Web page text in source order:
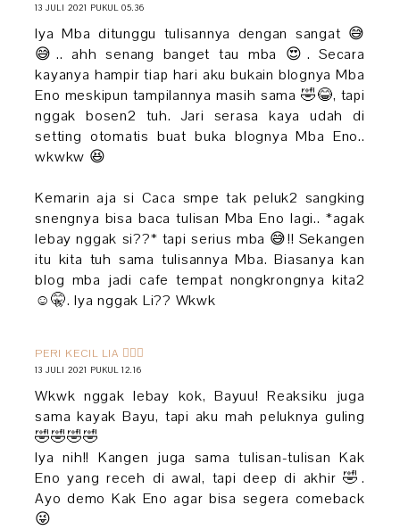
13 JULI 2021 PUKUL 05.36
Iya Mba ditunggu tulisannya dengan sangat 😅
😅.. ahh senang banget tau mba 😍. Secara
kayanya hampir tiap hari aku bukain blognya Mba
Eno meskipun tampilannya masih sama 🤣😂, tapi
nggak bosen2 tuh. Jari serasa kaya udah di
setting otomatis buat buka blognya Mba Eno..
wkwkw 😆
Kemarin aja si Caca smpe tak peluk2 sangking
snengnya bisa baca tulisan Mba Eno lagi.. *agak
lebay nggak si??* tapi serius mba 😅!! Sekangen
itu kita tuh sama tulisannya Mba. Biasanya kan
blog mba jadi cafe tempat nongkrongnya kita2
☺🤫. Iya nggak Li?? Wkwk
PERI KECIL LIA 🧚🏻‍♀️
13 JULI 2021 PUKUL 12.16
Wkwk nggak lebay kok, Bayuu! Reaksiku juga
sama kayak Bayu, tapi aku mah peluknya guling
🤣🤣🤣🤣
Iya nih!! Kangen juga sama tulisan-tulisan Kak
Eno yang receh di awal, tapi deep di akhir 🤣.
Ayo demo Kak Eno agar bisa segera comeback
😜